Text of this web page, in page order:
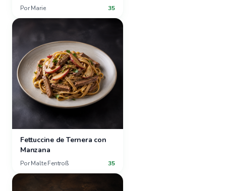
Por Marie 35
Fettuccine de Ternera con
Manzana
Por Malte Fentroß 35